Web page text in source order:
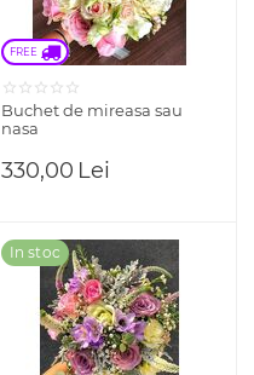
FREE
Buchet de mireasa sau
nasa
330,00 Lei
In stoc